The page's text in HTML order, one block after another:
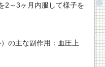
2～3ヶ月内服して様子を
の主な副作用：血圧上